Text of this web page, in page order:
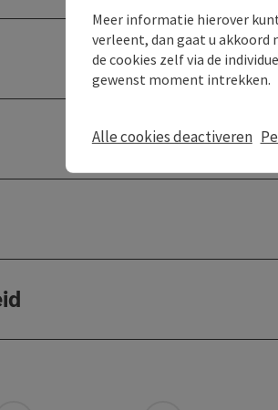
Meer informatie hierover
verleent, dan gaat u akkoord
de cookies zelf via de
gewenst moment intrekken.
Alle cookies deactiveren